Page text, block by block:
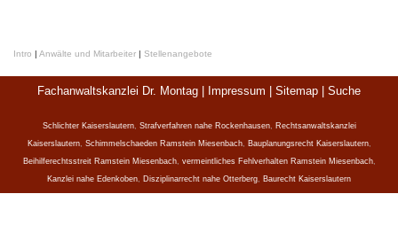
Intro | Anwälte und Mitarbeiter | Stellenangebote
Fachanwaltskanzlei Dr. Montag | Impressum Sitemap Suche
Schlichter Kaiserslautern, Strafverfahren nahe Rockenhausen,
Rechtsanwaltskanzlei
Kaiserslautern, Schimmelschaeden Ramstein Miesenbach, Bauplanungsrecht Kaiserslautern,
Beihilferechtsstreit Ramstein Miesenbach, vermeintliches Fehlverhalten Ramstein Miesenbach,
Kanzlei nahe Edenkoben
Disziplinarrecht nahe Otterberg Baurecht Kaiserslautern